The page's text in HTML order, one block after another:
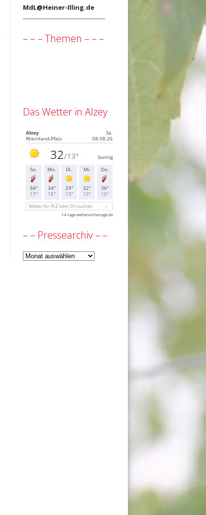
MdL@Heiner-Illing.de
------------------------------------------
– – – Themen – – –
Das Wetter in Alzey
– – Pressearchiv – –